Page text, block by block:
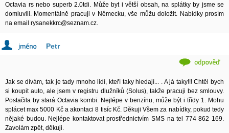
Octavia rs nebo superb 2.0tdi. Může byt i větší obsah, na splátky by jsme se
domluvili. Momentálně pracuji v Německu, vše můžu doložit. Nabídky prosím
na email rysanekkrc@seznam.cz.
Petr
Jak se dívám, tak je tady mnoho lidí, kteří taky hledají... . A já taky!!! Chtěl bych
si koupit auto, ale jsem v registru dlužníků (Solus), takže pracuji bez smlouvy.
Postačila by stará Octavia kombi. Nejlépe v benzínu, může být i třídy 1. Mohu
splácet max 5000 Kč a akontaci 8 tisíc Kč. Děkuji Všem za nabídky, pokud tedy
nějaké budou. Nejlépe kontaktovat prostřednictvím SMS na tel 774 862 169.
Zavolám zpět, děkuji.